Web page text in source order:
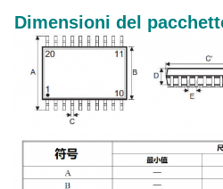
Dimensioni del